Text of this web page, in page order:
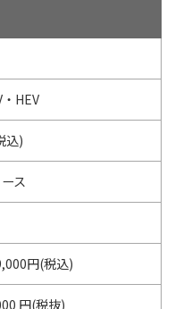
HEV
込)
ス
円(税込)
円(税抜)